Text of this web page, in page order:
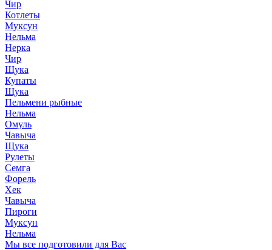
Чир
Котлеты
Муксун
Нельма
Нерка
Чир
Щука
Купаты
Щука
Пельмени рыбные
Нельма
Омуль
Чавыча
Щука
Рулеты
Семга
Форель
Хек
Чавыча
Пироги
Муксун
Нельма
Мы все подготовили для Вас